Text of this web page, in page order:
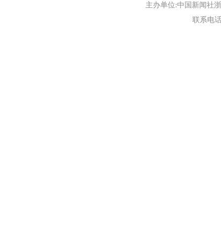
主办单位:中国新闻社
联系电